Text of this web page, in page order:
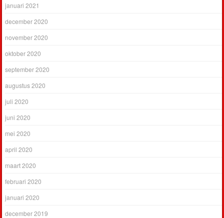
januari 2021
december 2020
november 2020
oktober 2020
september 2020
augustus 2020
juli 2020
juni 2020
mei 2020
april 2020
maart 2020
februari 2020
januari 2020
december 2019